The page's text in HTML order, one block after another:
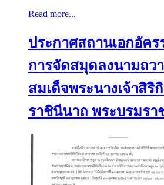
Read more...
ประกาศสถานเอกอัคร
การจัดสมุดลงนามถว
สมเด็จพระนางเจ้าสิริ
ราชินีนาถ พระบรมร